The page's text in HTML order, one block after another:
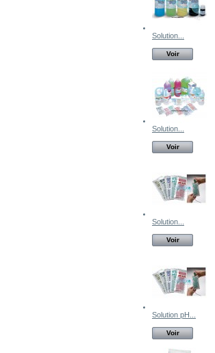
Solution...
Voir
Solution...
Voir
Solution...
Voir
Solution pH...
Voir